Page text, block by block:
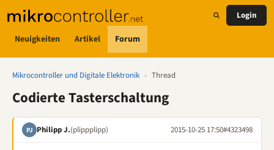
Neuigkeiten Artikel Forum
Login
Mikrocontroller und Digitale Elektronik › Thread
Codierte Tasterschaltung
PJ Philipp J.(plippplipp) 2015-10-25 17:50#4323498